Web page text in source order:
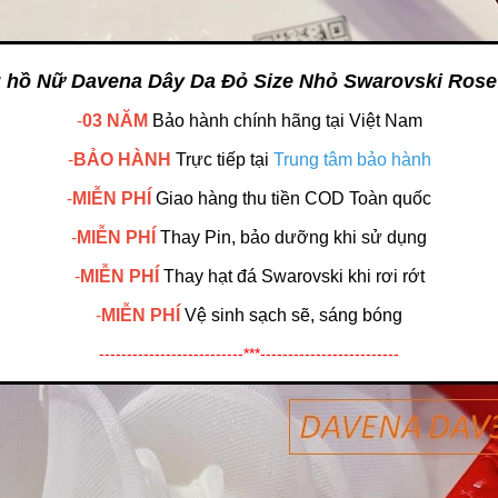
Nữ Davena Dây Da Đỏ Size Nhỏ Swarovski
-03 NĂM Bảo hành chính hãng tại Việt Nam
-BẢO HÀNH Trực tiếp tại Trung tâm bảo hành
-MIỄN PHÍ Giao hàng thu tiền COD Toàn quốc
-MIỄN PHÍ Thay Pin, bảo dưỡng khi sử dụng
-MIỄN PHÍ Thay hạt đá Swarovski khi rơi rớt
-MIỄN PHÍ Vệ sinh sạch sẽ, sáng bóng
--------------------------***-------------------------